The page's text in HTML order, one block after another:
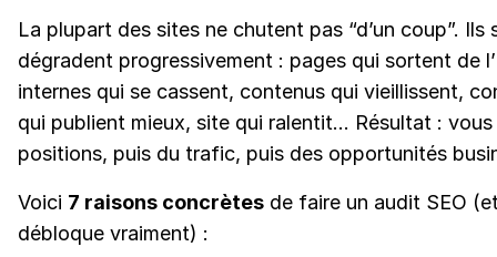
La plupart des sites ne chutent pas “d’un coup”. Ils
dégradent progressivement : pages qui sortent de
internes qui se cassent, contenus qui vieillissent,
qui publient mieux, site qui ralentit… Résultat :
positions, puis du trafic, puis des opportunités
Voici 7 raisons concrètes de faire un audit SEO
débloque vraiment) :